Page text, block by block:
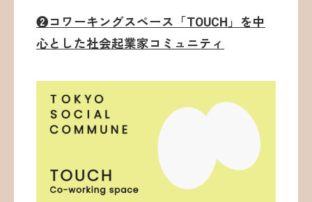
❷コワーキングスペース「TOUCH」を中
心とした社会起業家コミュニティ